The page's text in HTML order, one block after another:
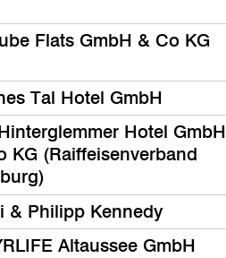
Flats GmbH & Co KG
Tal Hotel GmbH
Hotel GmbH
KG (Raiffeisenverband
& Philipp Kennedy
Altaussee GmbH